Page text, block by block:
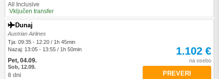
All Inclusive
Vključen transfer
Dunaj
Austrian Airlines
Tja: 09:35 - 12:20 / 1h 45min
Nazaj: 13:05 - 13:55 / 1h 50min
Pet, 04.09.
Sob, 12.09.
8 dni
1.102 €
na osebo
PREVERI